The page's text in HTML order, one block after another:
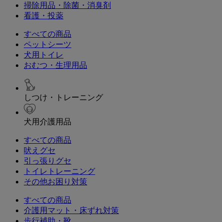
掃除用品・除菌・消臭剤
看護・投薬
すべての商品
ペットシーツ
犬用トイレ
おむつ・生理用品
しつけ・トレーニング
犬用介護用品
すべての商品
吠えグセ
引っ張りグセ
トイレトレーニング
その他お困り対策
すべての商品
介護用マット・床ずれ対策